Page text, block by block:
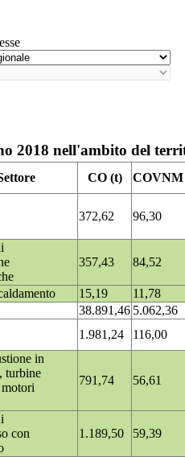
2018 nell'ambito del
CO (t)
COVNM
372,62 96,30
357,43 84,52
15,19
11,78
38.891,46 5.062,36
1.981,24
116,00
in
turbine
motori
791,74 56,61
con
1.189,50 59,39